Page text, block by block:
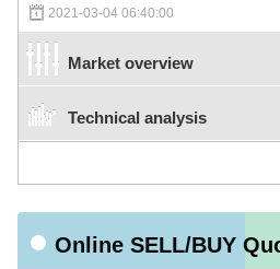
2021-03-04 06:40:00
Market overview
Technical analysis
Online SELL/BUY